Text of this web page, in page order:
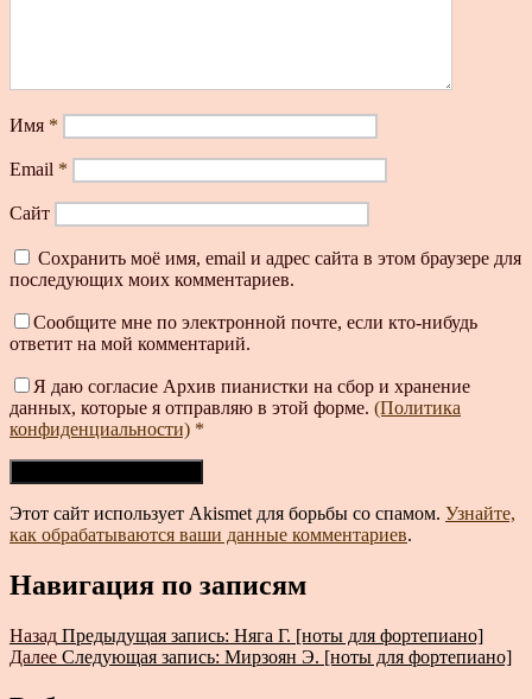
Имя *
Email *
Сайт
Сохранить моё имя, email и адрес сайта в этом браузере для
последующих моих комментариев.
Сообщите мне по электронной почте, если кто-нибудь
ответит на мой комментарий.
Я даю согласие Архив пианистки на сбор и хранение
данных, которые я отправляю в этой форме. (Политика
конфиденциальности) *
Этот сайт использует Akismet для борьбы со спамом. Узнайте,
как обрабатываются ваши данные комментариев.
Навигация по записям
Назад Предыдущая запись: Няга Г. [ноты для фортепиано]
Далее Следующая запись: Мирзоян Э. [ноты для фортепиано]